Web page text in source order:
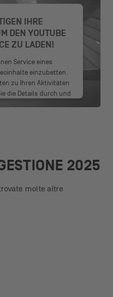
IHRE
DEN YOUTUBE
ZU LADEN!
Service eines
einzubetten.
zu Ihren Aktivitäten
die Details durch und
Platform
2025
molte altre